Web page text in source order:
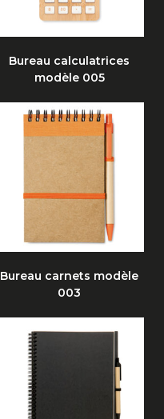
Bureau calculatrices
modèle 005
Bureau carnets modèle
003